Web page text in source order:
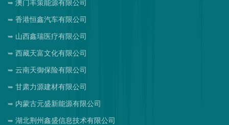
澳门丰策能源有限公司
香港恒鑫汽车有限公司
山西鑫瑞医疗有限公司
西藏天富文化有限公司
云南天御保险有限公司
甘肃力源建材有限公司
内蒙古元盛新能源有限公司
湖北荆州鑫盛信息技术有限公司